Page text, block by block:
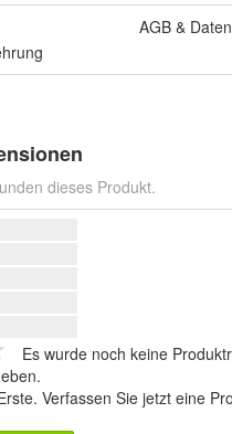
AGB &
dieses Produkt.
Es wurde noch keine
Verfassen Sie jetzt eine